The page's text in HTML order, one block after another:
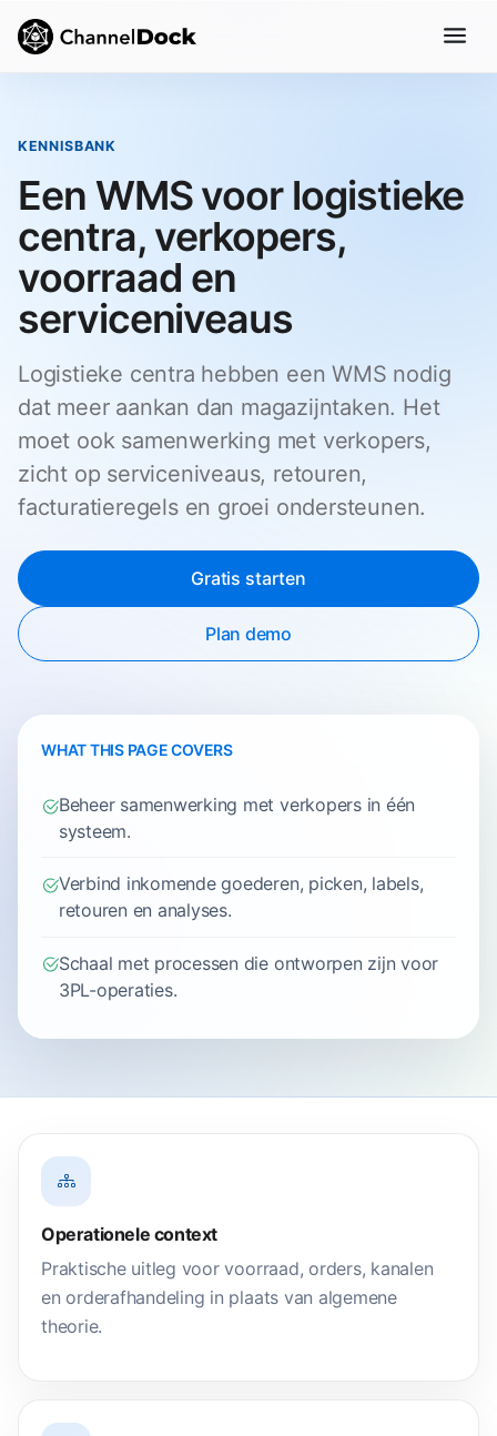
KENNISBANK
Een WMS voor logistieke
centra, verkopers,
voorraad en
serviceniveaus
Logistieke centra hebben een WMS nodig
dat meer aankan dan magazijntaken. Het
moet ook samenwerking met verkopers,
zicht op serviceniveaus, retouren,
facturatieregels en groei ondersteunen.
Gratis starten
Plan demo
WHAT THIS PAGE COVERS
Beheer samenwerking met verkopers in één
systeem.
Verbind inkomende goederen, picken, labels,
retouren en analyses.
Schaal met processen die ontworpen zijn voor
3PL-operaties.
Operationele context
Praktische uitleg voor voorraad, orders, kanalen
en orderafhandeling in plaats van algemene
theorie.